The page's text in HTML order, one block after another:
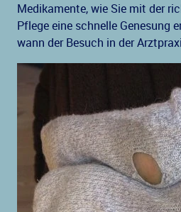
Medikamente, wie Sie mit der
Pflege eine schnelle Genesung
wann der Besuch in der